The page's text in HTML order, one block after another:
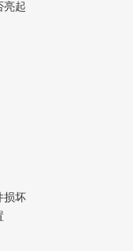
亮起
损坏